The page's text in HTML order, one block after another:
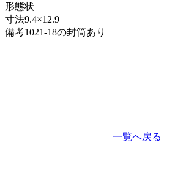
形態状
寸法9.4×12.9
備考1021-18の封筒あり
一覧へ戻る